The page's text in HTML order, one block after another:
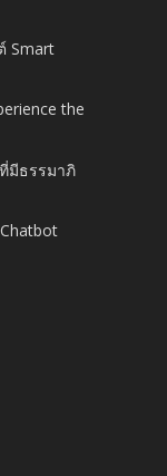
Smart
the
มีธรรมาภิ